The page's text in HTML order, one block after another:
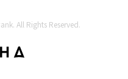
All Rights Reserved.